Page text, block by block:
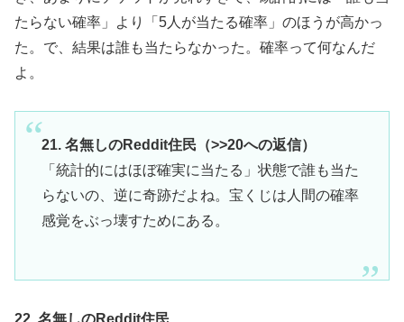
たらない確率」より「5人が当たる確率」のほうが高かっ
た。で、結果は誰も当たらなかった。確率って何なんだ
よ。
21. 名無しのReddit住民（>>20への返信）
「統計的にはほぼ確実に当たる」状態で誰も当た
らないの、逆に奇跡だよね。宝くじは人間の確率
感覚をぶっ壊すためにある。
22. 名無しのReddit住民